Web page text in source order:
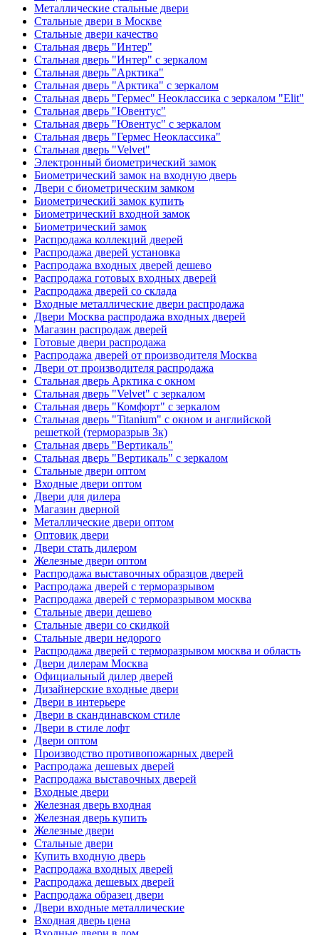
Металлические стальные двери
Стальные двери в Москве
Стальные двери качество
Стальная дверь "Интер"
Стальная дверь "Интер" с зеркалом
Стальная дверь "Арктика"
Стальная дверь "Арктика" с зеркалом
Стальная дверь "Гермес" Неоклассика с зеркалом "Elit"
Стальная дверь "Ювентус"
Стальная дверь "Ювентус" с зеркалом
Стальная дверь "Гермес Неоклассика"
Стальная дверь "Velvet"
Электронный биометрический замок
Биометрический замок на входную дверь
Двери с биометрическим замком
Биометрический замок купить
Биометрический входной замок
Биометрический замок
Распродажа коллекций дверей
Распродажа дверей установка
Распродажа входных дверей дешево
Распродажа готовых входных дверей
Распродажа дверей со склада
Входные металлические двери распродажа
Двери Москва распродажа входных дверей
Магазин распродаж дверей
Готовые двери распродажа
Распродажа дверей от производителя Москва
Двери от производителя распродажа
Стальная дверь Арктика с окном
Стальная дверь "Velvet" с зеркалом
Стальная дверь "Комфорт" с зеркалом
Стальная дверь "Titanium" с окном и английской
решеткой (терморазрыв 3к)
Стальная дверь "Вертикаль"
Стальная дверь "Вертикаль" с зеркалом
Стальные двери оптом
Входные двери оптом
Двери для дилера
Магазин дверной
Металлические двери оптом
Оптовик двери
Двери стать дилером
Железные двери оптом
Распродажа выставочных образцов дверей
Распродажа дверей с терморазрывом
Распродажа дверей с терморазрывом москва
Стальные двери дешево
Стальные двери со скидкой
Стальные двери недорого
Распродажа дверей с терморазрывом москва и область
Двери дилерам Москва
Официальный дилер дверей
Дизайнерские входные двери
Двери в интерьере
Двери в скандинавском стиле
Двери в стиле лофт
Двери оптом
Производство противопожарных дверей
Распродажа дешевых дверей
Распродажа выставочных дверей
Входные двери
Железная дверь входная
Железная дверь купить
Железные двери
Стальные двери
Купить входную дверь
Распродажа входных дверей
Распродажа дешевых дверей
Распродажа образец двери
Двери входные металлические
Входная дверь цена